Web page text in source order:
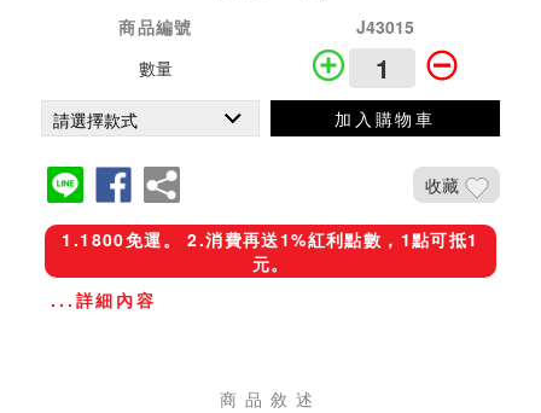
商品編號
J43015
數量
加入購物車
收藏
1.1800免運。 2.消費再送1%紅利點數，1點可抵1
元。
...詳細內容
商品敘述